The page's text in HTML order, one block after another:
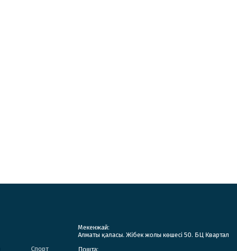
Спорт
Мекенжай:
Алматы қаласы. Жібек жолы көшесі 50. БЦ Квартал
Пошта: